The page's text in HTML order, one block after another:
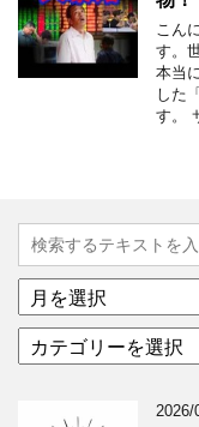
こん
す。
本当
した
す。
ア
ー
カ
イ
テ
2026/